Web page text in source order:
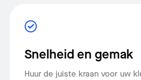
Snelheid en gemak
Huur de juiste kraan voor uw